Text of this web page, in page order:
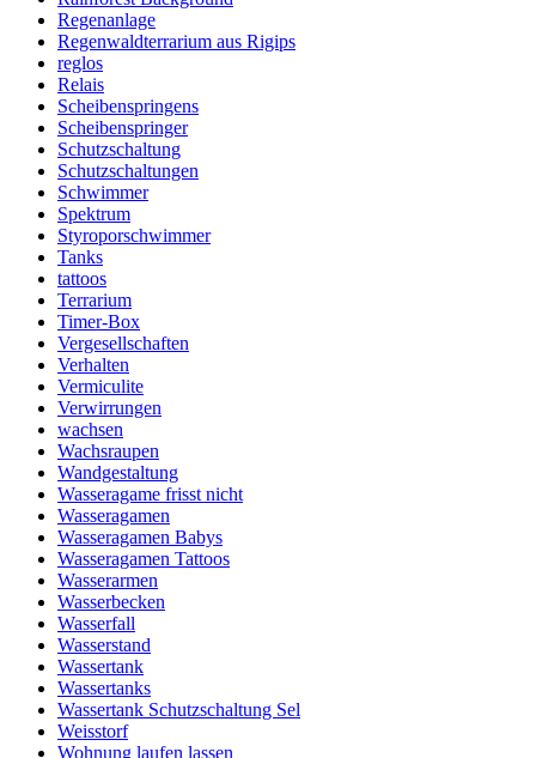
Regenanlage
Regenwaldterrarium aus Rigips
reglos
Relais
Scheibenspringens
Scheibenspringer
Schutzschaltung
Schutzschaltungen
Schwimmer
Spektrum
Styroporschwimmer
Tanks
tattoos
Terrarium
Timer-Box
Vergesellschaften
Verhalten
Vermiculite
Verwirrungen
wachsen
Wachsraupen
Wandgestaltung
Wasseragame frisst nicht
Wasseragamen
Wasseragamen Babys
Wasseragamen Tattoos
Wasserarmen
Wasserbecken
Wasserfall
Wasserstand
Wassertank
Wassertanks
Wassertank Schutzschaltung Sel
Weisstorf
Wohnung laufen lassen